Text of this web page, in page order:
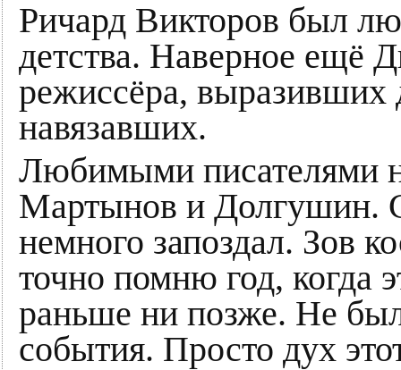
Ричард Викторов был
детства. Наверное ещё
режиссёра, выразивших
навязавших.
Любимыми писателями
Мартынов и Долгушин.
немного запоздал. Зов
точно помню год, когда
раньше ни позже. Не
события. Просто дух